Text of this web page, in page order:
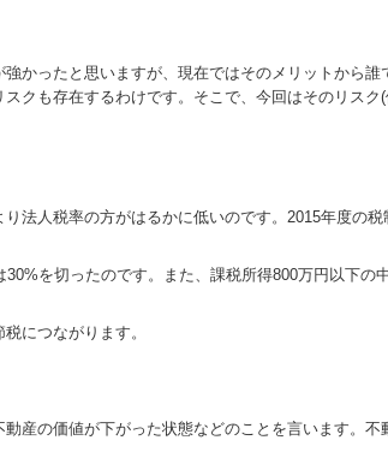
かったと思いますが、現在ではそのメリットから誰
クも存在するわけです。そこで、今回はそのリスク
法人税率の方がはるかに低いのです。2015年度の税
を切ったのです。また、課税所得800万円以下の
につながります。
産の価値が下がった状態などのことを言います。不